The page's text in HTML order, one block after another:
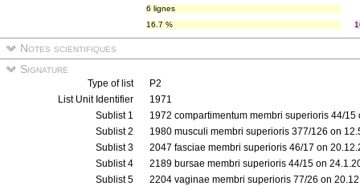
6 lignes
16.7 %
Notes scientifiques
Signature
Type of list
P2
List Unit Identifier
1971
Sublist 1
1972 compartimentum membri superioris 44/15
Sublist 2
1980 musculi membri superioris 377/126 on
Sublist 3
2047 fasciae membri superioris 46/17 on
Sublist 4
2189 bursae membri superioris 44/15 on
Sublist 5
2204 vaginae membri superioris 77/26 on